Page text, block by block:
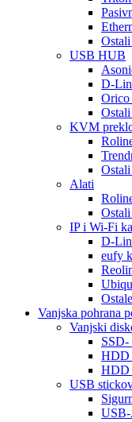
USB HUB
D-
KVM
Alati
IP i Wi-Fi
D-
eufy
Vanjska pohrana
Vanjski
SSD-
HDD
HDD
USB